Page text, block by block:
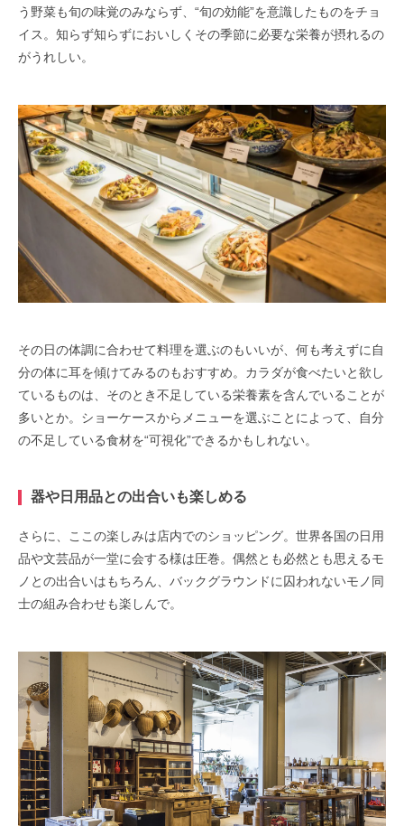
う野菜も旬の味覚のみならず、“旬の効能”を意識したものをチョ
イス。知らず知らずにおいしくその季節に必要な栄養が摂れるの
がうれしい。
その日の体調に合わせて料理を選ぶのもいいが、何も考えずに自
分の体に耳を傾けてみるのもおすすめ。カラダが食べたいと欲し
ているものは、そのとき不足している栄養素を含んでいることが
多いとか。ショーケースからメニューを選ぶことによって、自分
の不足している食材を“可視化”できるかもしれない。
器や日用品との出合いも楽しめる
さらに、ここの楽しみは店内でのショッピング。世界各国の日用
品や文芸品が一堂に会する様は圧巻。偶然とも必然とも思えるモ
ノとの出合いはもちろん、バックグラウンドに囚われないモノ同
士の組み合わせも楽しんで。